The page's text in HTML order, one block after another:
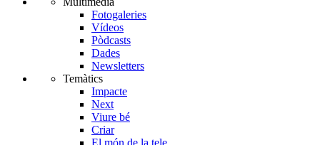
Fotogaleries
Vídeos
Pòdcasts
Dades
Newsletters
Temàtics
Impacte
Next
Viure bé
Criar
El món de la tele